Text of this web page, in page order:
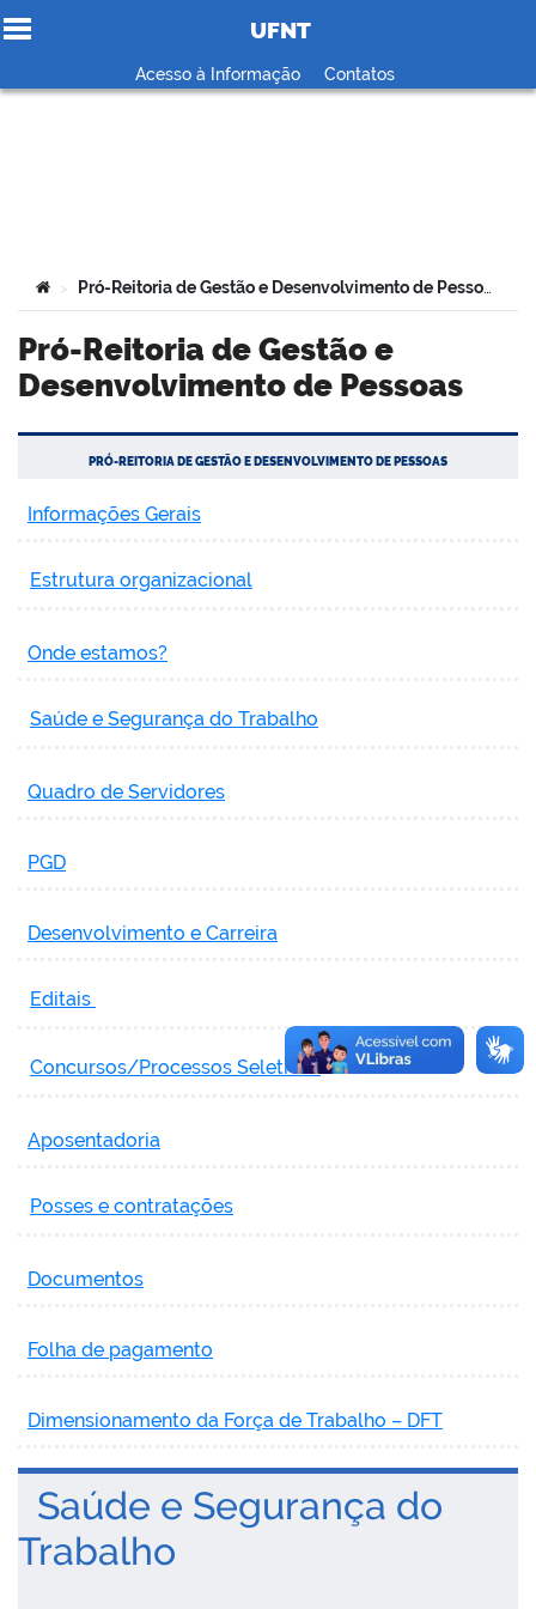
Ir para o conteúdo
UFNT
Acesso à Informação Contatos
Você está aqui:
> Pró-Reitoria de Gestão e Desenvolvimento de Pessoas
Pró-Reitoria de Gestão e
Desenvolvimento de Pessoas
PRÓ-REITORIA DE GESTÃO E DESENVOLVIMENTO DE PESSOAS
Informações Gerais
Estrutura organizacional
Onde estamos?
Saúde e Segurança do Trabalho
Quadro de Servidores
PGD
Desenvolvimento e Carreira
Editais
Concursos/Processos Seletivos
Aposentadoria
Posses e contratações
Documentos
Folha de pagamento
Dimensionamento da Força de Trabalho – DFT
Saúde e Segurança do
Trabalho